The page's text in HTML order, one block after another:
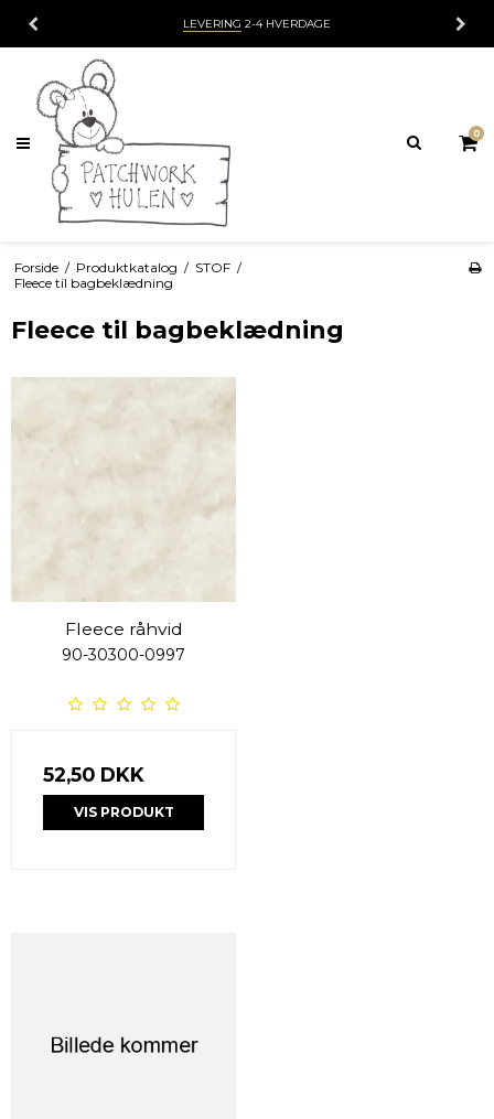
LEVERING 2-4 HVERDAGE
0
Forside / Produktkatalog / STOF /
Fleece til bagbeklædning
Fleece til bagbeklædning
Fleece råhvid
90-30300-0997
52,50 DKK
VIS PRODUKT